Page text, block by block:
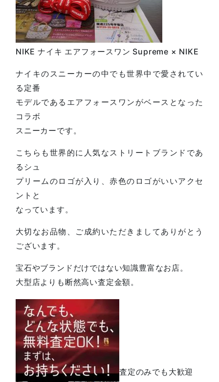
NIKE ナイキ エアフォースワン Supreme × NIKE
ナイキのスニーカーの中でも世界中で愛されてい
る定番
モデルであるエアフォースワンがベースとなった
コラボ
スニーカーです。
こちらも世界的に人気なストリートブランドであ
るシュ
プリームのロゴが入り、赤色のロゴがいいアクセ
ントと
なっています。
大切なお品物、ご成約いただきましてありがとう
ございます。
宝石やブランドだけではない知識豊富なお店。
大型店よりも断然高い査定金額。
査定のみでも大歓迎